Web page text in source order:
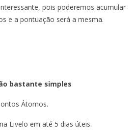
pois poderemos acumular
e a pontuação será a mesma.
bastante simples
Átomos.
Livelo em até 5 dias úteis.